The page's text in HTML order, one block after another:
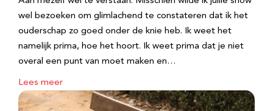
wel bezoeken om glimlachend te constateren dat ik het
ouderschap zo goed onder de knie heb. Ik weet het
namelijk prima, hoe het hoort. Ik weet prima dat je niet
overal een punt van moet maken en…
Lees meer